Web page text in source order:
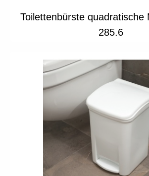
Toilettenbürste quadratische
285.6